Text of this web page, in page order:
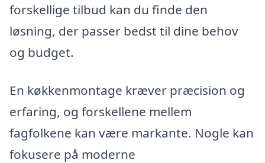
forskellige tilbud kan du finde den
løsning, der passer bedst til dine behov
og budget.
En køkkenmontage kræver præcision og
erfaring, og forskellene mellem
fagfolkene kan være markante. Nogle kan
fokusere på moderne